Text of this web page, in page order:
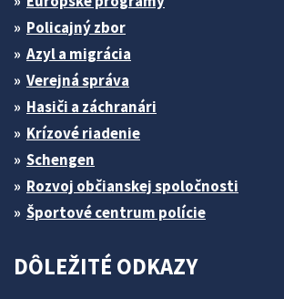
Policajný zbor
Azyl a migrácia
Verejná správa
Hasiči a záchranári
Krízové riadenie
Schengen
Rozvoj občianskej spoločnosti
Športové centrum polície
DÔLEŽITÉ ODKAZY